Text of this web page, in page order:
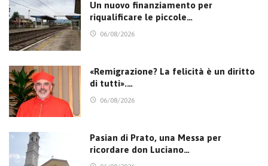
Un nuovo finanziamento per
riqualificare le piccole…
06/08/2026
«Remigrazione? La felicità è un diritto
di tutti».…
06/08/2026
Pasian di Prato, una Messa per
ricordare don Luciano…